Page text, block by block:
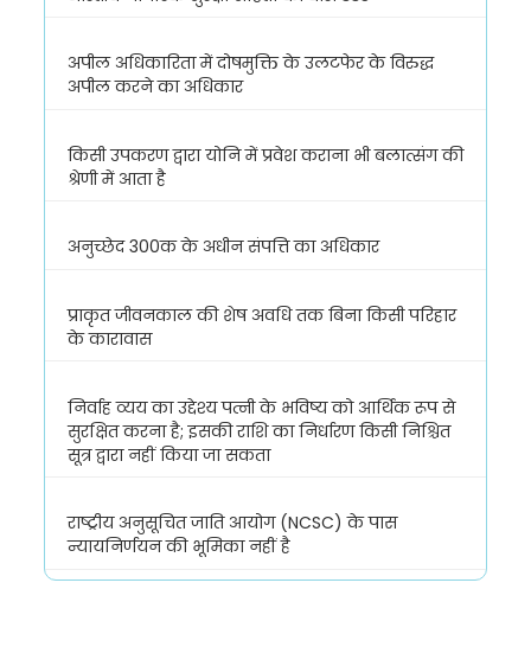
अपील अधिकारिता में दोषमुक्ति के उलटफेर के विरुद्ध
अपील करने का अधिकार
किसी उपकरण द्वारा योनि में प्रवेश कराना भी बलात्संग की
श्रेणी में आता है
अनुच्छेद 300क के अधीन संपत्ति का अधिकार
प्राकृत जीवनकाल की शेष अवधि तक बिना किसी परिहार
के कारावास
निर्वाह व्यय का उद्देश्य पत्नी के भविष्य को आर्थिक रूप से
सुरक्षित करना है; इसकी राशि का निर्धारण किसी निश्चित
सूत्र द्वारा नहीं किया जा सकता
राष्ट्रीय अनुसूचित जाति आयोग (NCSC) के पास
न्यायनिर्णयन की भूमिका नहीं है